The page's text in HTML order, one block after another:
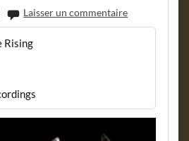
Laisser un commentaire
Rising